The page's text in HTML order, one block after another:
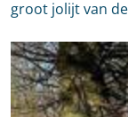
groot jolijt van